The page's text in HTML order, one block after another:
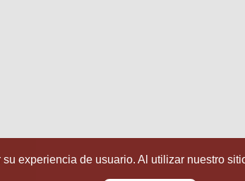
experiencia de usuario. Al utilizar nuestro